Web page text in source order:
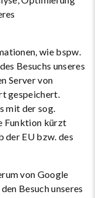
wie bspw.
Besuchs unseres
Server von
gespeichert.
mit der sog.
Funktion kürzt
der EU bzw. des
von Google
Besuch unseres